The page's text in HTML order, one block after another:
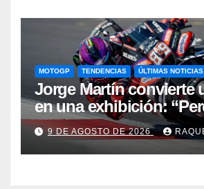
MOTOGP TENDENCIAS ÚLTIMAS NOTICIAS
Jorge Martín convierte
en una exhibición:
victoria en la salida,
recuperado nuestra
9 DE AGOSTO DE 2026